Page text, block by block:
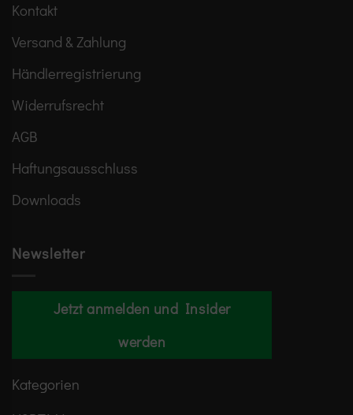
Kontakt
Versand & Zahlung
Händlerregistrierung
Widerrufsrecht
AGB
Haftungsausschluss
Downloads
Newsletter
Jetzt anmelden und Insider
werden
Kategorien